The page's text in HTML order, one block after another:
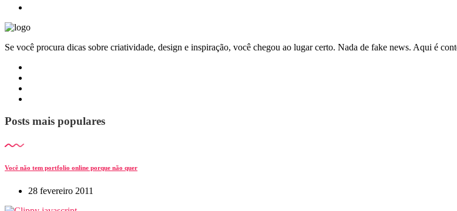
Se você procura dicas sobre criatividade, design e inspiração, você chegou ao lugar certo. Nada de fake news. Aqui é
Posts mais populares
Você não tem portfolio online porque não quer
28 fevereiro 2011